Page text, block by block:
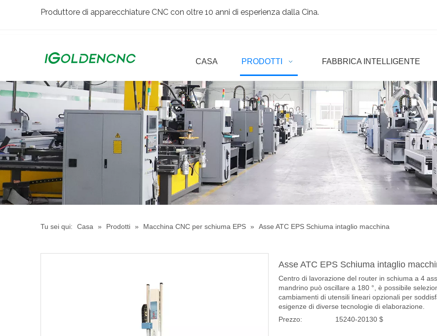
Produttore di apparecchiature CNC con oltre 10 anni di esperienza dalla Cina.
CASA PRODOTTI FABBRICA INTELLIGENTE
Tu sei qui: Casa » Prodotti » Macchina CNC per schiuma EPS » Asse ATC EPS Schiuma intaglio macchina
Asse ATC EPS Schiuma intaglio
Centro di lavorazione del router in schiuma a 4
mandrino può oscillare a 180 °, è possibile
cambiamenti di utensili lineari opzionali per
esigenze di diverse tecnologie di elaborazione.
Prezzo:
15240-20130 $